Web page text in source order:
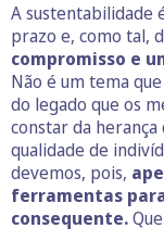
A sustentabilidade
prazo e, como tal,
compromisso e
Não é um tema
do legado que os
constar da herança
qualidade de
devemos, pois,
ferramentas
consequente.